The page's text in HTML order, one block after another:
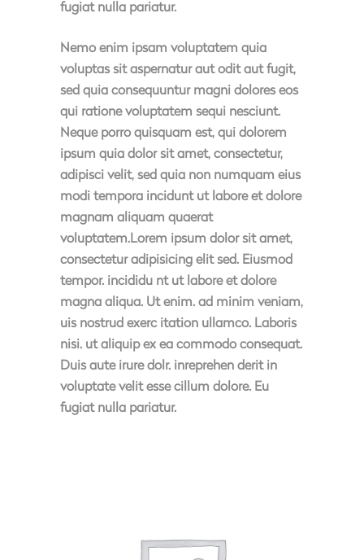
fugiat nulla pariatur.
Nemo enim ipsam voluptatem quia
voluptas sit aspernatur aut odit aut fugit,
sed quia consequuntur magni dolores eos
qui ratione voluptatem sequi nesciunt.
Neque porro quisquam est, qui dolorem
ipsum quia dolor sit amet, consectetur,
adipisci velit, sed quia non numquam eius
modi tempora incidunt ut labore et dolore
magnam aliquam quaerat
voluptatem.Lorem ipsum dolor sit amet,
consectetur adipisicing elit sed. Eiusmod
tempor. incididu nt ut labore et dolore
magna aliqua. Ut enim. ad minim veniam,
uis nostrud exerc itation ullamco. Laboris
nisi. ut aliquip ex ea commodo consequat.
Duis aute irure dolr. inreprehen derit in
voluptate velit esse cillum dolore. Eu
fugiat nulla pariatur.